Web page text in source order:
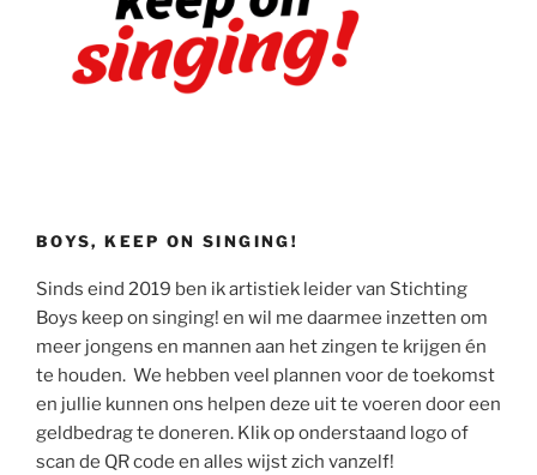
BOYS, KEEP ON SINGING!
Sinds eind 2019 ben ik artistiek leider van Stichting
Boys keep on singing! en wil me daarmee inzetten om
meer jongens en mannen aan het zingen te krijgen én
te houden. We hebben veel plannen voor de toekomst
en jullie kunnen ons helpen deze uit te voeren door een
geldbedrag te doneren. Klik op onderstaand logo of
scan de QR code en alles wijst zich vanzelf!